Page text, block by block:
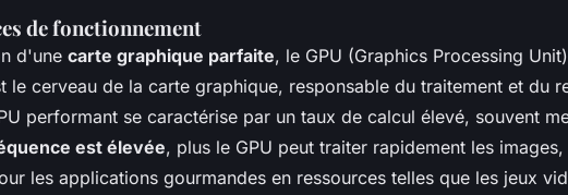
de fonctionnement
d'une carte graphique parfaite, le GPU (Graphics Processing
le cerveau de la carte graphique, responsable du traitement et du
performant se caractérise par un taux de calcul élevé, souvent
est élevée, plus le GPU peut traiter rapidement les
les applications gourmandes en ressources telles que les jeux